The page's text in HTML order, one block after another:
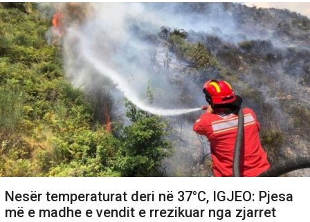
Nesër temperaturat deri në 37°C, IGJEO: Pjesa
më e madhe e vendit e rrezikuar nga zjarret